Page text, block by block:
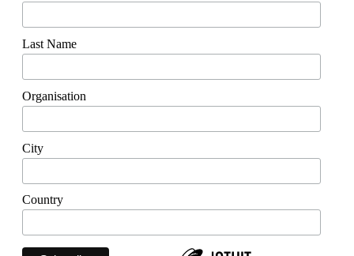
Last Name
Organisation
City
Country